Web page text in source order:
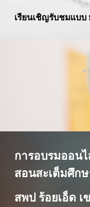
เรียนเชิญรับชมแบบ
การอบรมออน
สอนสะเต็มศึกษ
สพป ร้อยเอ็ด